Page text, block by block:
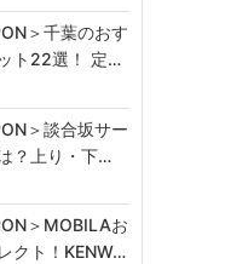
＞千葉のおす
ト22選！ 定…
＞談合坂サー
？上り・下…
＞MOBILAお
クト！KENW…